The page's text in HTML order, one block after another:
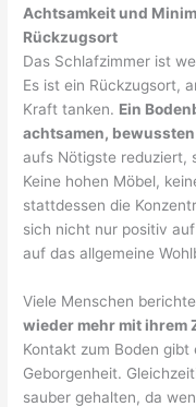
Achtsamkeit und
Rückzugsort
Das Schlafzimmer ist
Es ist ein Rückzugsort,
Kraft tanken. Ein
achtsamen,
aufs Nötigste reduziert,
Keine hohen Möbel,
stattdessen die
sich nicht nur positiv
auf das allgemeine
Viele Menschen
wieder mehr mit ihrem
Kontakt zum Boden gibt
Geborgenheit.
sauber gehalten, da